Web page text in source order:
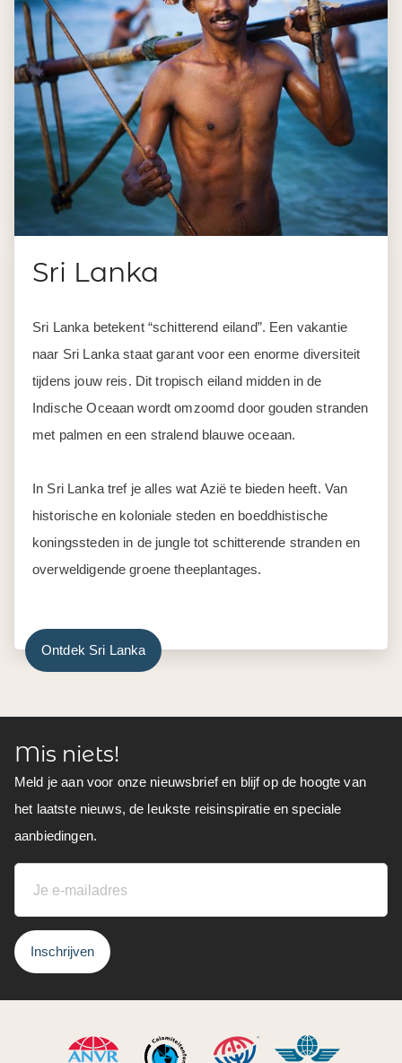
Sri Lanka
Sri Lanka betekent “schitterend eiland”. Een vakantie
naar Sri Lanka staat garant voor een enorme diversiteit
tijdens jouw reis. Dit tropisch eiland midden in de
Indische Oceaan wordt omzoomd door gouden stranden
met palmen en een stralend blauwe oceaan.
In Sri Lanka tref je alles wat Azië te bieden heeft. Van
historische en koloniale steden en boeddhistische
koningssteden in de jungle tot schitterende stranden en
overweldigende groene theeplantages.
Ontdek Sri Lanka
Mis niets!
Meld je aan voor onze nieuwsbrief en blijf op de hoogte van
het laatste nieuws, de leukste reisinspiratie en speciale
aanbiedingen.
Inschrijven